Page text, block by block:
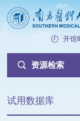
开馆
资源检索
试用数据库